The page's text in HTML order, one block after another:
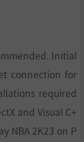
Initial
connection for
required
and Visual C+
NBA 2K23 on P